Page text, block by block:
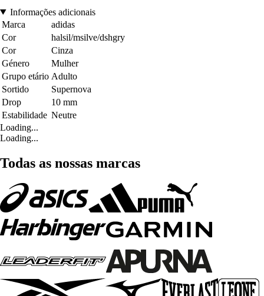
Informações adicionais
Marca
adidas
Cor
halsil/msilve/dshgry
Cor
Cinza
Género
Mulher
Grupo etário Adulto
Sortido
Supernova
Drop
10 mm
Estabilidade Neutre
Loading...
Loading...
Todas as nossas marcas